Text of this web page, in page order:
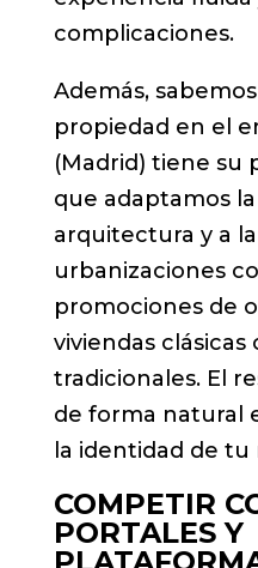
complicaciones.
Además,
propiedad en el
(Madrid) tiene su
que adaptamos la
arquitectura y a
urbanizaciones
promociones de
viviendas
tradicionales. El
de forma natural
la identidad de tu
COMPETIR
PORTALES Y